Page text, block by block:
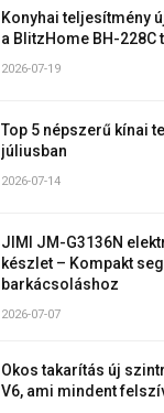
Konyhai teljesítmény
a BlitzHome BH-228C
2026-07-19
Top 5 népszerű kínai
júliusban
2026-07-14
JIMI JM-G3136N
készlet – Kompakt
barkácsoláshoz
2026-07-07
Okos takarítás új
V6, ami mindent